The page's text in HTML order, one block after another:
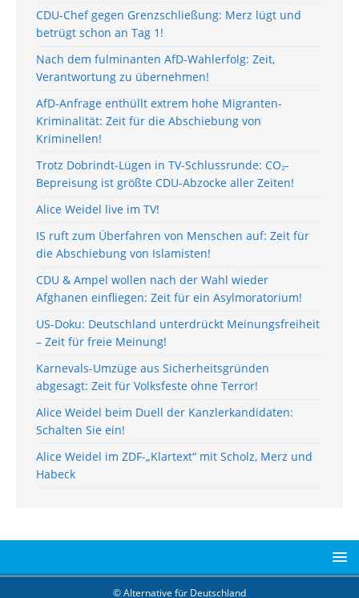
CDU-Chef gegen Grenzschließung: Merz lügt und
betrügt schon an Tag 1!
Nach dem fulminanten AfD-Wahlerfolg: Zeit,
Verantwortung zu übernehmen!
AfD-Anfrage enthüllt extrem hohe Migranten-
Kriminalität: Zeit für die Abschiebung von
Kriminellen!
Trotz Dobrindt-Lügen in TV-Schlussrunde: CO₂-
Bepreisung ist größte CDU-Abzocke aller Zeiten!
Alice Weidel live im TV!
IS ruft zum Überfahren von Menschen auf: Zeit für
die Abschiebung von Islamisten!
CDU & Ampel wollen nach der Wahl wieder
Afghanen einfliegen: Zeit für ein Asylmoratorium!
US-Doku: Deutschland unterdrückt Meinungsfreiheit
– Zeit für freie Meinung!
Karnevals-Umzüge aus Sicherheitsgründen
abgesagt: Zeit für Volksfeste ohne Terror!
Alice Weidel beim Duell der Kanzlerkandidaten:
Schalten Sie ein!
Alice Weidel im ZDF-„Klartext“ mit Scholz, Merz und
Habeck
© Alternative für Deutschland